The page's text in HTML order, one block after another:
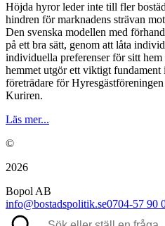
Höjda hyror leder inte till fler
hindren för marknadens strävan
Den svenska modellen med
på ett bra sätt, genom att låta
individuella preferenser för sitt
hemmet utgör ett viktigt
företrädare för
Kuriren.
Läs mer...
©
2026
Bopol AB
info@bostadspolitik.se0704-57 90